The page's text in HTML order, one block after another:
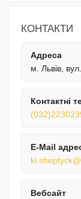
КОНТАКТИ
Адреса
м. Львів,
Контактні
E-Mail
Вебсайт